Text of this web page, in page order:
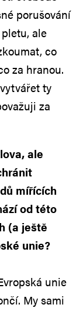
porušování
ale
co
za hranou.
ty
za
ale
mířících
od této
(a ještě
unie?
unie
My sami